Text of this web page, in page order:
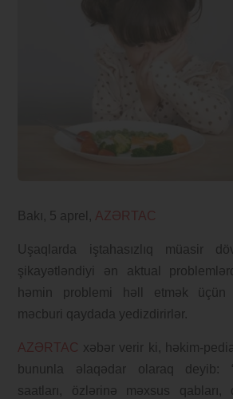
Bakı, 5 aprel, AZƏRTAC
Uşaqlarda iştahasızlıq müasir
şikayətləndiyi ən aktual
həmin problemi həll etmək üçün
məcburi qaydada yedizdirirlər.
AZƏRTAC xəbər verir ki, həkim-
bununla əlaqədar olaraq deyib:
saatları, özlərinə məxsus qabları,